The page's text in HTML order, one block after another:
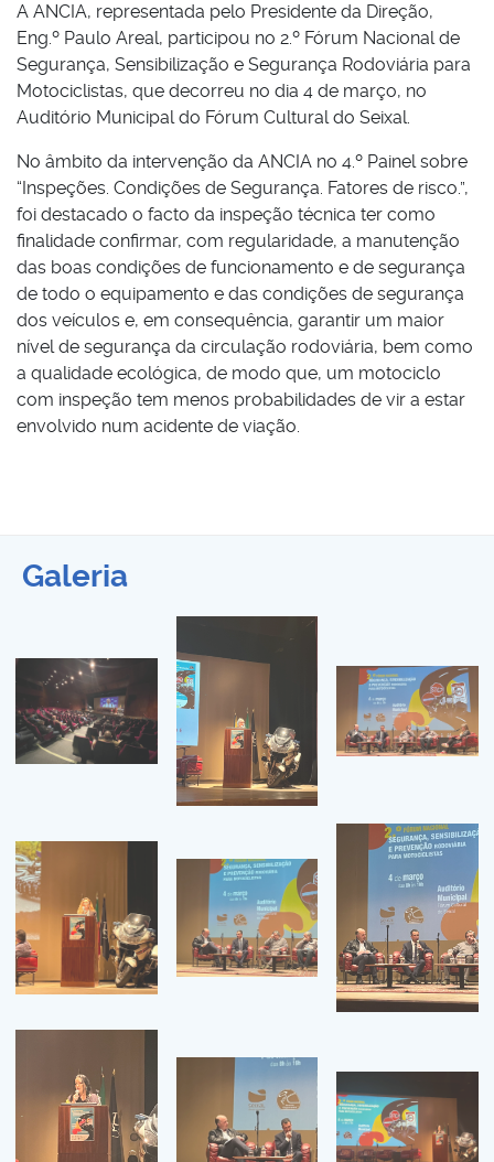
A ANCIA, representada pelo Presidente da Direção,
Eng.º Paulo Areal, participou no 2.º Fórum Nacional de
Segurança, Sensibilização e Segurança Rodoviária para
Motociclistas, que decorreu no dia 4 de março, no
Auditório Municipal do Fórum Cultural do Seixal.
No âmbito da intervenção da ANCIA no 4.º Painel sobre
“Inspeções. Condições de Segurança. Fatores de risco.”,
foi destacado o facto da inspeção técnica ter como
finalidade confirmar, com regularidade, a manutenção
das boas condições de funcionamento e de segurança
de todo o equipamento e das condições de segurança
dos veículos e, em consequência, garantir um maior
nível de segurança da circulação rodoviária, bem como
a qualidade ecológica, de modo que, um motociclo
com inspeção tem menos probabilidades de vir a estar
envolvido num acidente de viação.
Galeria